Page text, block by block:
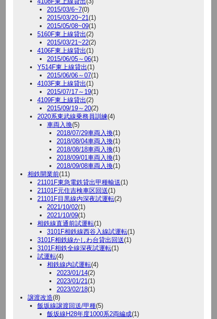
2015/03/6~7(0)
2015/03/20~21(1)
2015/05/08~09(1)
5160F東上線貸出(2)
2015/03/21~22(2)
4106F東上線貸出(1)
2015/06/05～06(1)
Y514F東上線貸出(1)
2015/06/06～07(1)
4103F東上線貸出(1)
2015/07/17～19(1)
4109F東上線貸出(2)
2015/09/19～20(2)
2020系東武線乗務員訓練(4)
車両入換(5)
2018/07/29車両入換(1)
2018/08/04車両入換(1)
2018/08/18車両入換(1)
2018/09/01車両入換(1)
2018/09/08車両入換(1)
相鉄開業前(11)
21101F東急電鉄貸出甲種輸送(1)
21101F元住吉検車区回送(1)
21101F目黒線内深夜試運転(2)
2021/10/02(1)
2021/10/09(1)
相鉄線直通前試運転(1)
3101F相鉄線西谷入線試運転(1)
3101F相鉄線かしわ台貸出回送(1)
3101F相鉄全線深夜試運転(1)
試運転(4)
相鉄線内試運転(4)
2023/01/14(2)
2023/01/21(1)
2023/02/18(1)
譲渡改造(8)
飯坂線譲渡回送/甲種(5)
飯坂線H28年度1000系2両編成(1)